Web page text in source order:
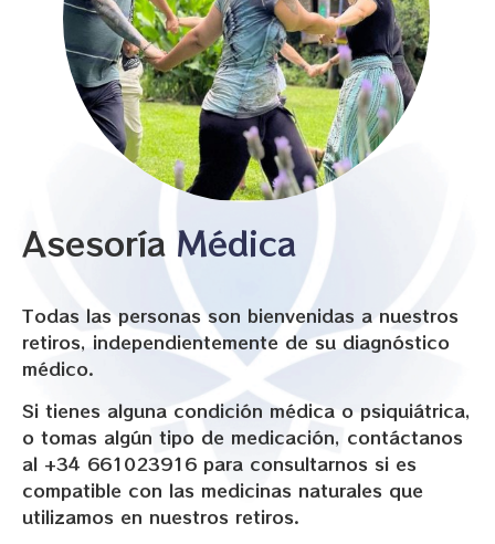
Asesoría​ Médica
Todas las personas son bienvenidas a nuestros
retiros, independientemente de su diagnóstico
médico.
Si tienes alguna condición médica o psiquiátrica,
o tomas algún tipo de medicación, contáctanos
al +34 661023916 para consultarnos si es
compatible con las medicinas naturales que
utilizamos en nuestros retiros.